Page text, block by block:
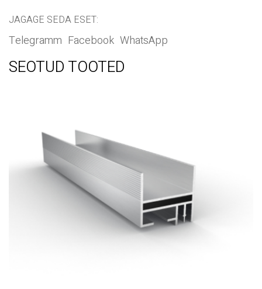
SEOTUD TOOTED